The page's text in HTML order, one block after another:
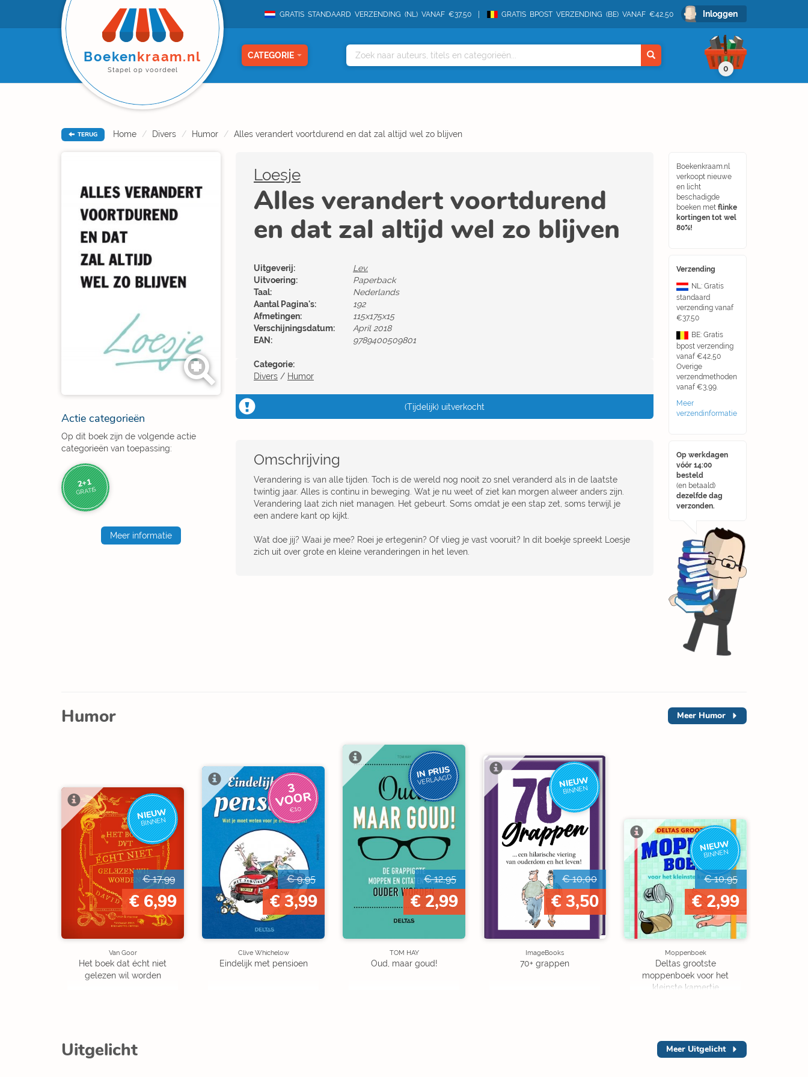
GRATIS STANDAARD VERZENDING (NL) VANAF €37,50 GRATIS BPOST VERZENDING (BE) VANAF €42,50 Inloggen
Boekenkraam.nl
Stapel op voordeel
CATEGORIE
0
TERUG Home Divers Humor Alles verandert voortdurend en dat zal altijd wel zo blijven
Actie categorieën
Op dit boek zijn de volgende actie
categorieën van toepassing:
2+1
GRATIS
Meer informatie
Boekenkraam.nl
verkoopt nieuwe
en licht
beschadigde
boeken met flinke
kortingen tot wel
80%!
Verzending
NL: Gratis
standaard
verzending vanaf
€37,50
BE: Gratis
bpost verzending
vanaf €42,50
Overige
verzendmethoden
vanaf €3,99.
Meer
verzendinformatie
Op werkdagen
vóór 14:00
besteld
(en betaald)
dezelfde dag
verzonden.
Loesje
Alles verandert voortdurend
en dat zal altijd wel zo blijven
Uitgeverij:
Lev.
Uitvoering:
Paperback
Taal:
Nederlands
Aantal Pagina's:
192
Afmetingen:
115x175x15
Verschijningsdatum:
April 2018
EAN:
9789400509801
Categorie:
Divers / Humor
(Tijdelijk) uitverkocht
Omschrijving
Verandering is van alle tijden. Toch is de wereld nog nooit zo snel veranderd als in de laatste
twintig jaar. Alles is continu in beweging. Wat je nu weet of ziet kan morgen alweer anders zijn.
Verandering laat zich niet managen. Het gebeurt. Soms omdat je een stap zet, soms terwijl je
een andere kant op kijkt.
Wat doe jij? Waai je mee? Roei je ertegenin? Of vlieg je vast vooruit? In dit boekje spreekt Loesje
zich uit over grote en kleine veranderingen in het leven.
Humor Meer Humor
NIEUW
BINNEN
€ 17,99
€ 6,99
Van Goor
Het boek dat écht niet
gelezen wil worden
3
V
O
O
R
€10
€ 9,95
€ 3,99
Clive Whichelow
Eindelijk met pensioen
IN PRIJS
VERLAAGD
€ 12,95
€ 2,99
TOM HAY
Oud, maar goud!
NIEUW
BINNEN
€ 10,00
€ 3,50
ImageBooks
70+ grappen
NIEUW
BINNEN
€ 10,95
€ 2,99
Moppenboek
Deltas grootste
moppenboek voor het
kleinste kamertje
Uitgelicht Meer Uitgelicht